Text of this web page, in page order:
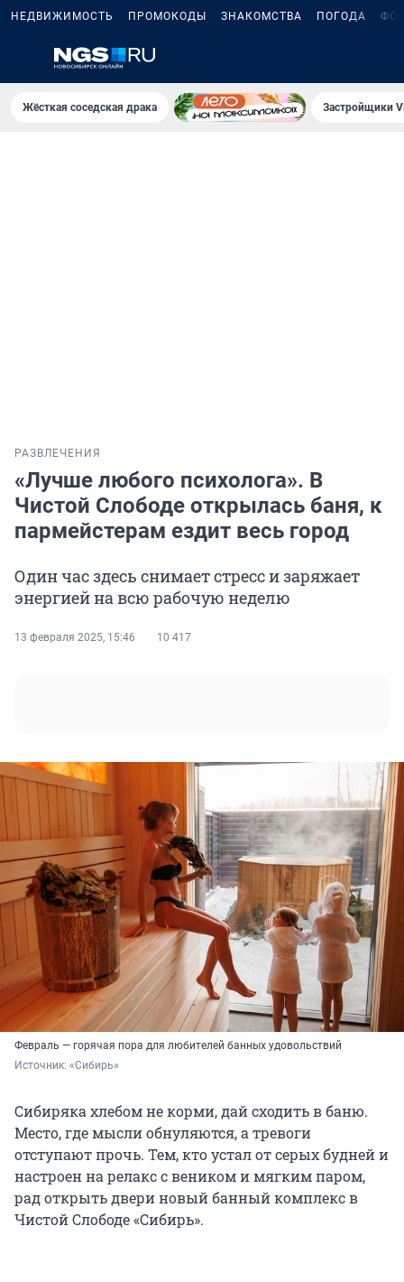
НЕДВИЖИМОСТЬ ПРОМОКОДЫ ЗНАКОМСТВА ПОГОДА
Жёсткая соседская драка Застройщики
РАЗВЛЕЧЕНИЯ
«Лучше любого психолога». В
Чистой Слободе открылась баня, к
пармейстерам ездит весь город
Один час здесь снимает стресс и заряжает
энергией на всю рабочую неделю
13 февраля 2025, 15:46 10 417
Февраль — горячая пора для любителей банных удовольствий
Источник: «Сибирь»
Сибиряка хлебом не корми, дай сходить в баню.
Место, где мысли обнуляются, а тревоги
отступают прочь. Тем, кто устал от серых будней и
настроен на релакс с веником и мягким паром,
рад открыть двери новый банный комплекс в
Чистой Слободе «Сибирь».